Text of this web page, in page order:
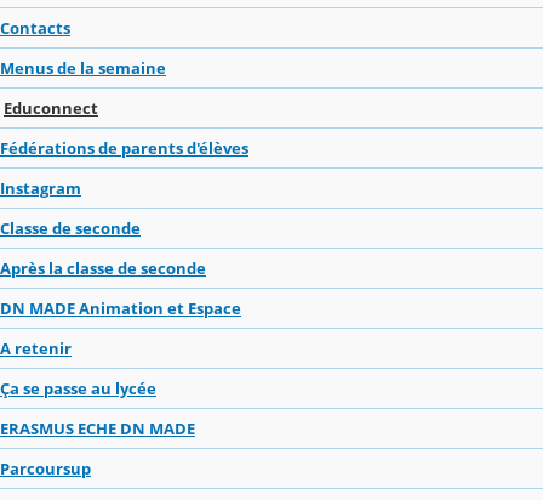
Contacts
Menus de la semaine
Educonnect
Fédérations de parents d'élèves
Instagram
Classe de seconde
Après la classe de seconde
DN MADE Animation et Espace
A retenir
Ça se passe au lycée
ERASMUS ECHE DN MADE
Parcoursup